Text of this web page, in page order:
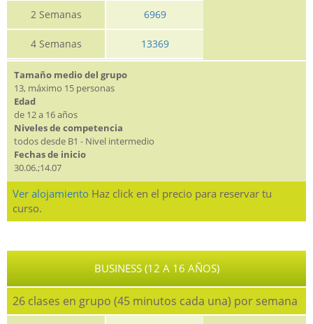
2 Semanas 6969
4 Semanas 13369
Tamaño medio del grupo
13, máximo 15 personas
Edad
de 12 a 16 años
Niveles de competencia
todos desde B1 - Nivel intermedio
Fechas de inicio
30.06.;14.07
Ver alojamiento Haz click en el precio para reservar tu
curso.
BUSINESS (12 A 16 AÑOS)
26 clases en grupo (45 minutos cada una) por semana